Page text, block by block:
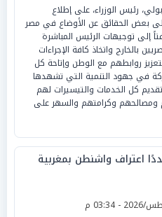
رئيس الوزراء، على إطلاع
على بعض الحقائق عن الأوضاع في مصر
إلى توجيهات الرئيس المباشرة
بالخارج واتخاذ كافة الإجراءات
روابطهم مع الوطن وإتاحة كل
في جهود التنمية التي تشهدها
كل الخدمات والتيسيرات لهم
ومصالحهم وكرامتهم والسهر على
اعتراف واشنطن بمغربية